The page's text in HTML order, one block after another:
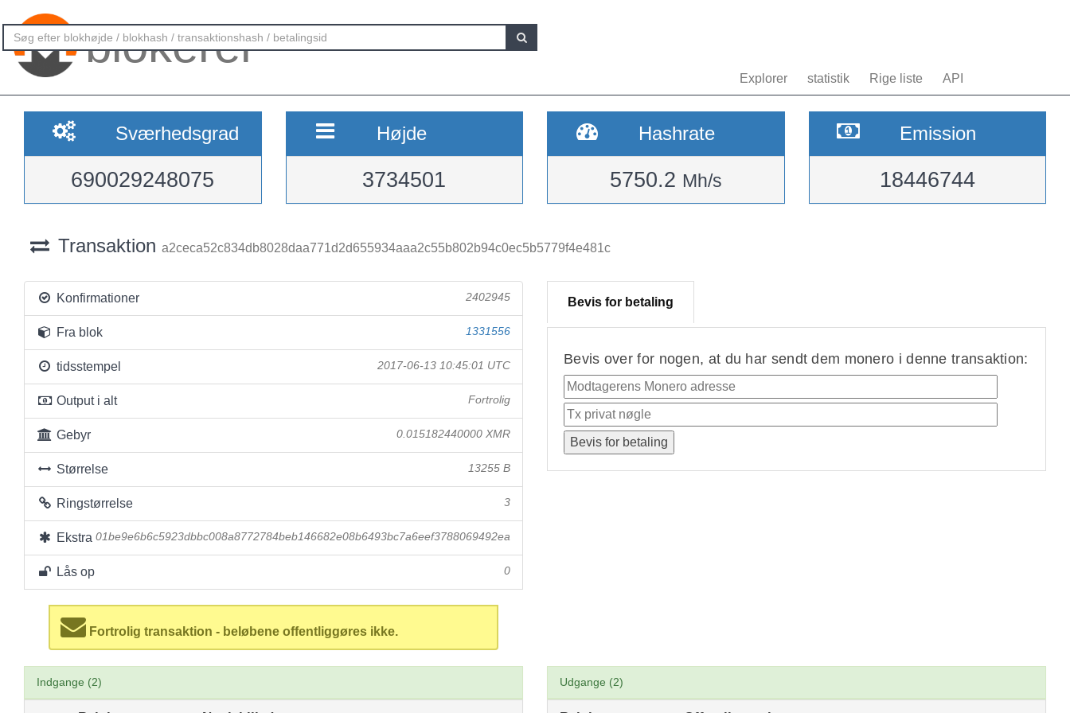
blokerer
Explorer statistik Rige liste API
Sværhedsgrad
690029248075
Højde
3734501
Hashrate
5750.2 Mh/s
Emission
18446744
Transaktion a2ceca52c834db8028daa771d2d655934aaa2c55b802b94c0ec5b5779f4e481c
Konfirmationer 2402945
Fra blok 1331556
tidsstempel 2017-06-13 10:45:01 UTC
Output i alt Fortrolig
Gebyr 0.015182440000 XMR
Størrelse 13255 B
Ringstørrelse 3
Ekstra 01be9e6b6c5923dbbc008a8772784beb146682e08b6493bc7a6eef3788069492ea
Lås op 0
Fortrolig transaktion - beløbene offentliggøres ikke.
Bevis for betaling
Bevis over for nogen, at du har sendt dem monero i denne transaktion:
Indgange (2) Udgange (2)